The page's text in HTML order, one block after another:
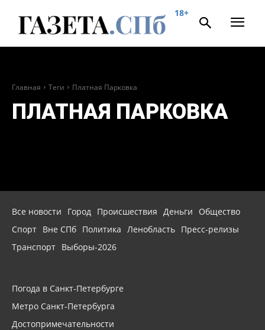
18+
Главная Теги Платная Парковка
ПЛАТНАЯ ПАРКОВКА
Все новости Город Происшествия Деньги
Общество
Спорт Вне СПб Политика Ленобласть Пресс-релизы
Транспорт Выборы-2026
Погода в Санкт-Петербурге
Метро Санкт-Петербурга
Достопримечательности